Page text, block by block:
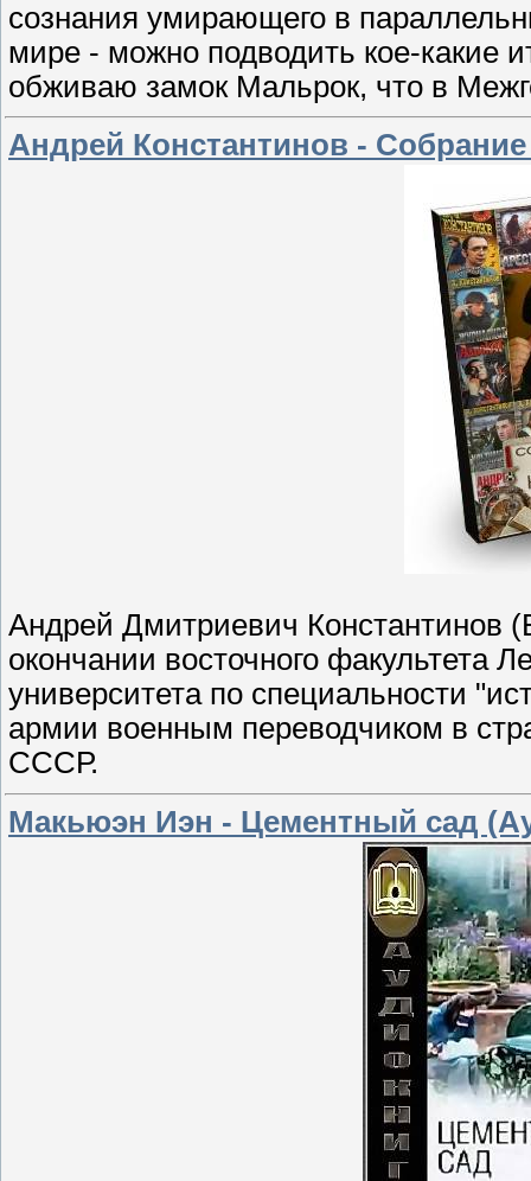
сознания умирающего в
мире - можно подводить кое-какие
обживаю замок Мальрок, что в
Андрей Константинов - Собрание
Андрей Дмитриевич Константинов
окончании восточного факультета
университета по специальности
армии военным переводчиком в
СССР.
Макьюэн Иэн - Цементный сад